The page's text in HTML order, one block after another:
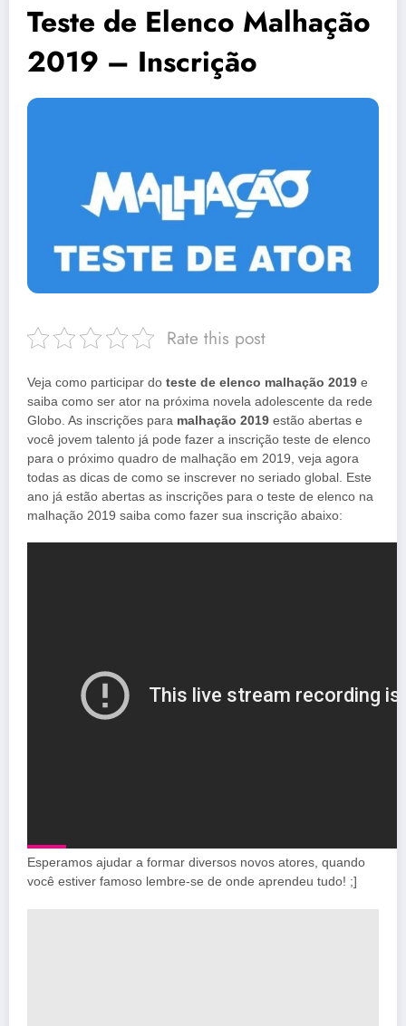
Teste de Elenco Malhação
2019 – Inscrição
Rate this post
Veja como participar do teste de elenco malhação 2019 e
saiba como ser ator na próxima novela adolescente da rede
Globo. As inscrições para malhação 2019 estão abertas e
você jovem talento já pode fazer a inscrição teste de elenco
para o próximo quadro de malhação em 2019, veja agora
todas as dicas de como se inscrever no seriado global. Este
ano já estão abertas as inscrições para o teste de elenco na
malhação 2019 saiba como fazer sua inscrição abaixo:
Esperamos ajudar a formar diversos novos atores, quando
você estiver famoso lembre-se de onde aprendeu tudo! ;]